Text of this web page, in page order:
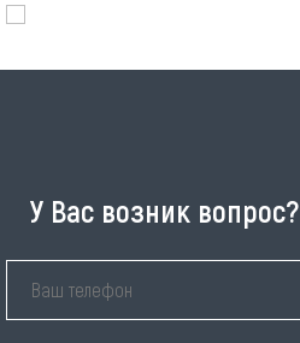
У Вас возник вопрос?